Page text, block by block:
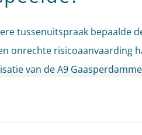
tussenuitspraak bepaalde
onrechte risicoaanvaarding
van de A9